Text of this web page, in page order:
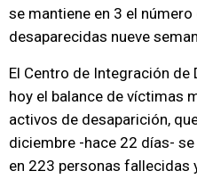
se mantiene en 3 el
desaparecidas nueve
El Centro de Integración
hoy el balance de víctimas
activos de desaparición,
diciembre -hace 22 días-
en 223 personas fallecidas